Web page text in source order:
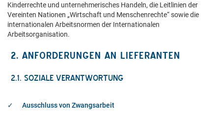
Kinderrechte und unternehmerisches Handeln, die Leitlinien der
Vereinten Nationen „Wirtschaft und Menschenrechte“ sowie die
internationalen Arbeitsnormen der Internationalen
Arbeitsorganisation.
2. ANFORDERUNGEN AN LIEFERANTEN
2.1. SOZIALE VERANTWORTUNG
Ausschluss von Zwangsarbeit